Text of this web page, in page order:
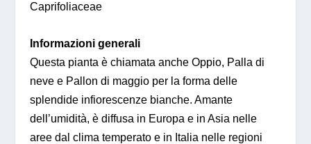
Caprifoliaceae
Informazioni generali
Questa pianta è chiamata anche Oppio, Palla di
neve e Pallon di maggio per la forma delle
splendide infiorescenze bianche. Amante
dell’umidità, è diffusa in Europa e in Asia nelle
aree dal clima temperato e in Italia nelle regioni